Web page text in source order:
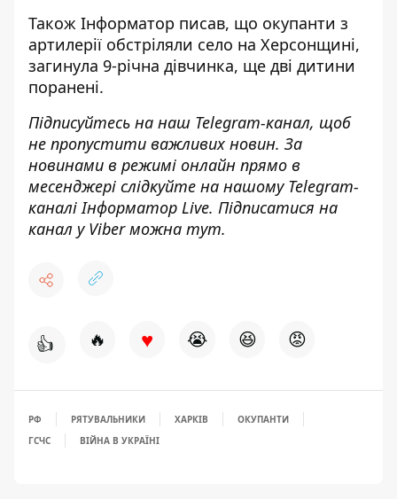
Також Інформатор писав, що окупанти з
артилерії обстріляли село на Херсонщині,
загинула 9-річна дівчинка, ще дві дитини
поранені.
Підписуйтесь на наш Telegram-канал, щоб
не пропустити важливих новин. За
новинами в режимі онлайн прямо в
месенджері слідкуйте на нашому Telegram-
каналіІнформатор Live. Підписатися на
канал у Viber можна тут.
👍 🔥 ♥ 😭 😆 😡
РФ РЯТУВАЛЬНИКИ ХАРКІВ
ОКУПАНТИ
ГСЧС
ВІЙНА В УКРАЇНІ